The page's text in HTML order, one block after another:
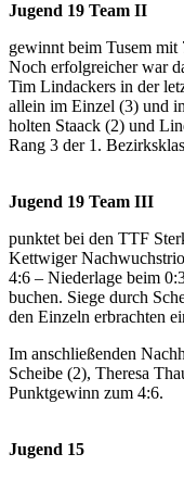
Jugend 19 Team II
gewinnt beim Tusem mit
Noch erfolgreicher war
Tim Lindackers in der
allein im Einzel (3) und
holten Staack (2) und
Rang 3 der 1.
Jugend 19 Team III
punktet bei den TTF
Kettwiger
4:6 – Niederlage beim
buchen. Siege durch
den Einzeln erbrachten
Im anschließenden
Scheibe (2), Theresa
Punktgewinn zum 4:6.
Jugend 15